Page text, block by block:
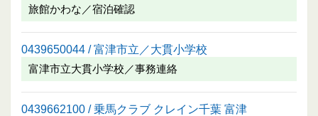
旅館かわな／宿泊確認
0439650044 / 富津市立／大貫小学校
富津市立大貫小学校／事務連絡
0439662100 / 乗馬クラブ クレイン千葉 富津